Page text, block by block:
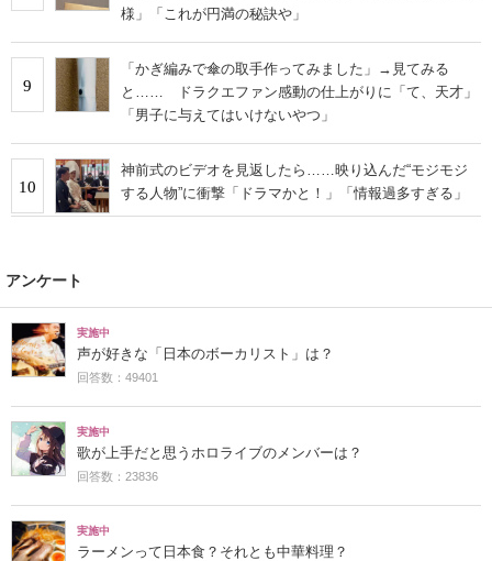
様」「これが円満の秘訣や」
9
「かぎ編みで傘の取手作ってみました」→見てみる
と…… ドラクエファン感動の仕上がりに「て、天才」
「男子に与えてはいけないやつ」
10
神前式のビデオを見返したら……映り込んだ“モジモジ
する人物”に衝撃「ドラマかと！」「情報過多すぎる」
アンケート
実施中
声が好きな「日本のボーカリスト」は？
回答数：49401
実施中
歌が上手だと思うホロライブのメンバーは？
回答数：23836
実施中
ラーメンって日本食？それとも中華料理？